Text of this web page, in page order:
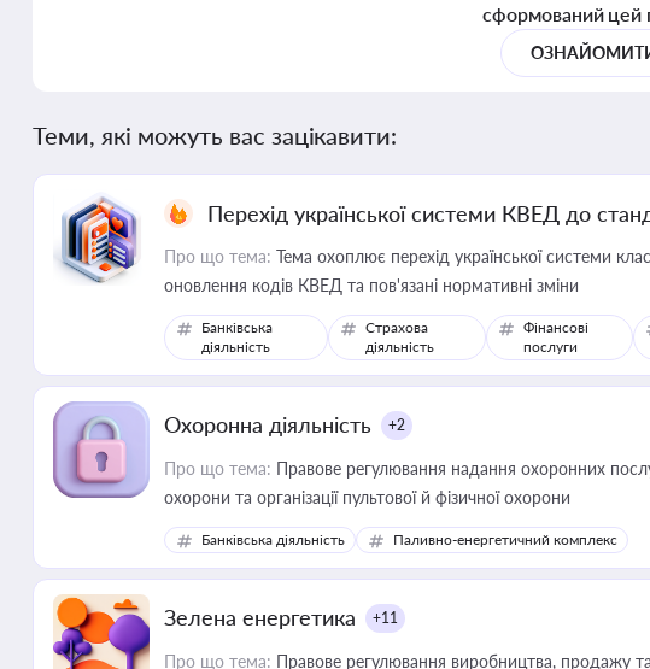
сформований цей
Теми, які можуть вас зацікавити:
Перехід української системи КВЕД до
Про що тема: Тема охоплює перехід української системи
оновлення кодів КВЕД та пов'язані нормативні зміни
Банківська
діяльність
Страхова
діяльність
Фінансові
послуги
Охоронна діяльність +2
Про що тема: Правове регулювання надання охоронних
охорони та організації пультової й фізичної охорони
Банківська діяльність Паливно-енергетичний комплекс
Зелена енергетика +11
Про що тема: Правове регулювання виробництва, продажу